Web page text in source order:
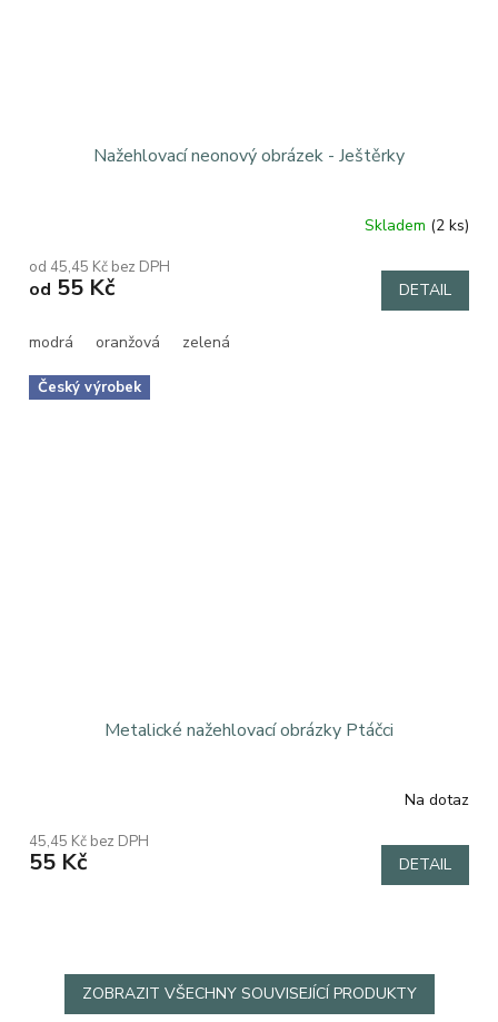
Nažehlovací neonový obrázek - Ještěrky
Skladem (2 ks)
od 45,45 Kč bez DPH
od 55 Kč DETAIL
modrá oranžová zelená
Český výrobek
Metalické nažehlovací obrázky Ptáčci
Na dotaz
45,45 Kč bez DPH
55 Kč DETAIL
ZOBRAZIT VŠECHNY SOUVISEJÍCÍ PRODUKTY